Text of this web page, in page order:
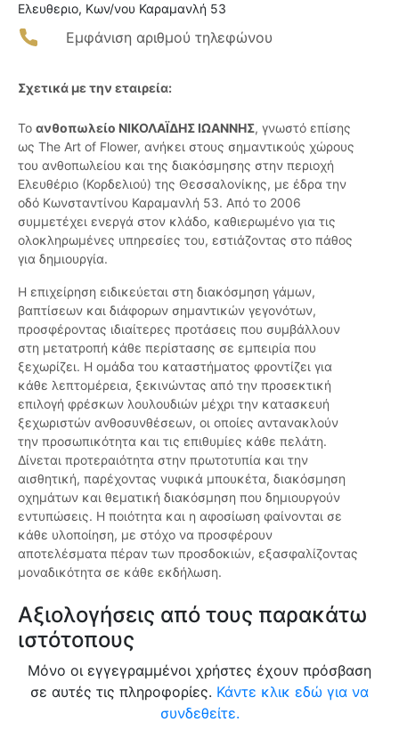
Ελευθεριο, Κων/νου Καραμανλή 53
Εμφάνιση αριθμού τηλεφώνου
Σχετικά με την εταιρεία:
Το ανθοπωλείο ΝΙΚΟΛΑΪΔΗΣ ΙΩΑΝΝΗΣ, γνωστό επίσης
ως The Art of Flower, ανήκει στους σημαντικούς χώρους
του ανθοπωλείου και της διακόσμησης στην περιοχή
Ελευθέριο (Κορδελιού) της Θεσσαλονίκης, με έδρα την
οδό Κωνσταντίνου Καραμανλή 53. Από το 2006
συμμετέχει ενεργά στον κλάδο, καθιερωμένο για τις
ολοκληρωμένες υπηρεσίες του, εστιάζοντας στο πάθος
για δημιουργία.
Η επιχείρηση ειδικεύεται στη διακόσμηση γάμων,
βαπτίσεων και διάφορων σημαντικών γεγονότων,
προσφέροντας ιδιαίτερες προτάσεις που συμβάλλουν
στη μετατροπή κάθε περίστασης σε εμπειρία που
ξεχωρίζει. Η ομάδα του καταστήματος φροντίζει για
κάθε λεπτομέρεια, ξεκινώντας από την προσεκτική
επιλογή φρέσκων λουλουδιών μέχρι την κατασκευή
ξεχωριστών ανθοσυνθέσεων, οι οποίες αντανακλούν
την προσωπικότητα και τις επιθυμίες κάθε πελάτη.
Δίνεται προτεραιότητα στην πρωτοτυπία και την
αισθητική, παρέχοντας νυφικά μπουκέτα, διακόσμηση
οχημάτων και θεματική διακόσμηση που δημιουργούν
εντυπώσεις. Η ποιότητα και η αφοσίωση φαίνονται σε
κάθε υλοποίηση, με στόχο να προσφέρουν
αποτελέσματα πέραν των προσδοκιών, εξασφαλίζοντας
μοναδικότητα σε κάθε εκδήλωση.
Αξιολογήσεις από τους παρακάτω
ιστότοπους
Μόνο οι εγγεγραμμένοι χρήστες έχουν πρόσβαση
σε αυτές τις πληροφορίες. Κάντε κλικ εδώ για να
συνδεθείτε.